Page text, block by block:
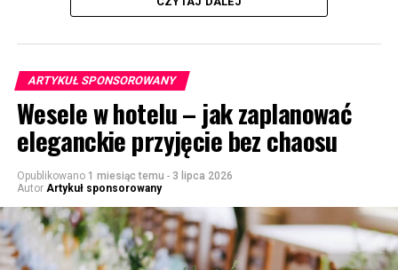
ARTYKUŁ SPONSOROWANY
Wesele w hotelu – jak zaplanować
eleganckie przyjęcie bez chaosu
Opublikowano 1 miesiąc temu - 3 lipca 2026
Autor Artykuł sponsorowany